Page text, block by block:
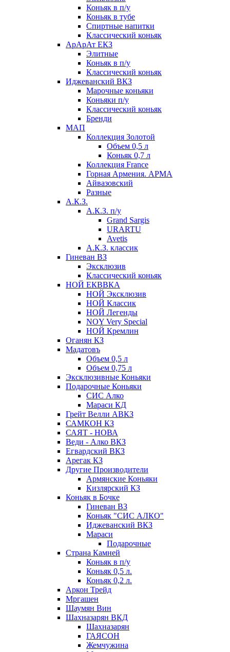
Коньяк в п/у
Коньяк в тубе
Спиртные напитки
Классический коньяк
АрАрАт ЕКЗ
Элитные
Коньяк в п/у
Классический коньяк
Иджеванский ВКЗ
Марочные коньяки
Коньяки п/у
Классический коньяк
Бренди
МАП
Коллекция Золотой
Объем 0,5 л
Коньяк 0,7 л
Коллекция France
Горная Армения. АРМА
Айвазовский
Разные
А.К.З.
А.К.З. п/у
Grand Sargis
URARTU
Avetis
А.К.З. классик
Гиневан ВЗ
Эксклюзив
Классический коньяк
НОЙ ЕКВВКА
НОЙ Эксклюзив
НОЙ Классик
НОЙ Легенды
NOY Very Speсial
НОЙ Кремлин
Оганян КЗ
Мадатовъ
Объем 0,5 л
Объем 0,75 л
Эксклюзивные Коньяки
Подарочные Коньяки
СИС Алко
Мараси КД
Грейт Велли АВКЗ
САМКОН КЗ
САЯТ - НОВА
Веди - Алко ВКЗ
Егвардский ВКЗ
Арегак КЗ
Другие Производители
Армянские Коньяки
Кизлярский КЗ
Коньяк в Бочке
Гиневан ВЗ
Коньяк "СИС АЛКО"
Иджеванский ВКЗ
Мараси
Подарочные
Страна Камней
Коньяк в п/у
Коньяк 0,5 л.
Коньяк 0,2 л.
Аркон Трейд
Мргашен
Шаумян Вин
Шахназарян ВКД
Шахназарян
ГАЯСОН
Жемчужина